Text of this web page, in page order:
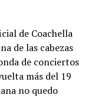
de Coachella
de las cabezas
de conciertos
más del 19
no quedo